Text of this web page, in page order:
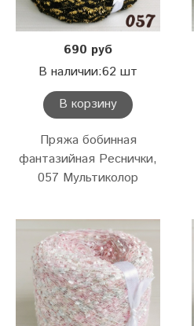
690 руб
В наличии:62 шт
В корзину
Пряжа бобинная
фантазийная Реснички,
057 Мультиколор